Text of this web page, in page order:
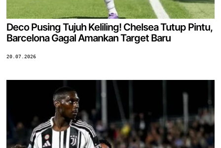
Deco Pusing Tujuh Keliling! Chelsea Tutup Pintu,
Barcelona Gagal Amankan Target Baru
20.07.2026